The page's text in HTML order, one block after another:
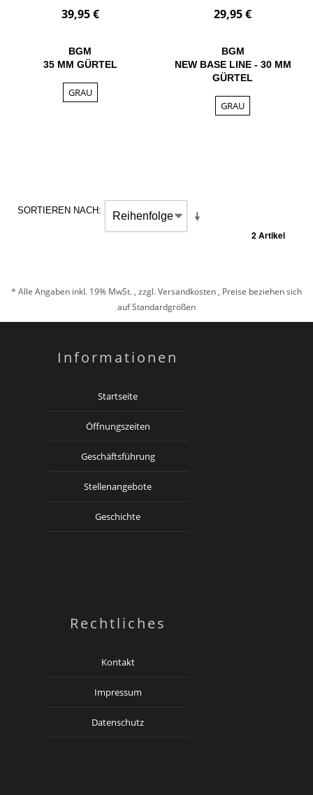
39,95 €
BGM
35 MM GÜRTEL
GRAU
29,95 €
BGM
NEW BASE LINE - 30 MM
GÜRTEL
GRAU
SORTIEREN NACH
2 Artikel
* Alle Angaben inkl. 19% MwSt. , zzgl.Versandkosten , Preise beziehen sich
auf Standardgrößen
Informationen
Startseite
Öffnungszeiten
Geschäftsführung
Stellenangebote
Geschichte
Rechtliches
Kontakt
Impressum
Datenschutz